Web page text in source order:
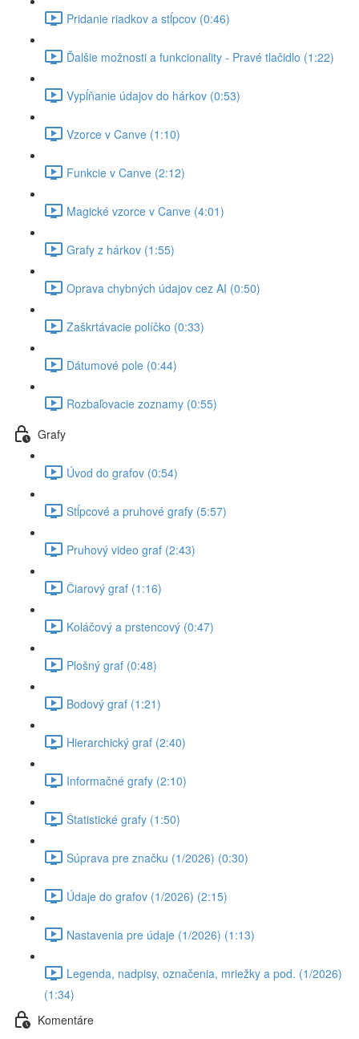
Pridanie riadkov a stĺpcov (0:46)
Ďalšie možnosti a funkcionality - Pravé tlačidlo (1:22)
Vypĺňanie údajov do hárkov (0:53)
Vzorce v Canve (1:10)
Funkcie v Canve (2:12)
Magické vzorce v Canve (4:01)
Grafy z hárkov (1:55)
Oprava chybných údajov cez AI (0:50)
Zaškrtávacie políčko (0:33)
Dátumové pole (0:44)
Rozbaľovacie zoznamy (0:55)
Grafy
Úvod do grafov (0:54)
Stĺpcové a pruhové grafy (5:57)
Pruhový video graf (2:43)
Čiarový graf (1:16)
Koláčový a prstencový (0:47)
Plošný graf (0:48)
Bodový graf (1:21)
Hierarchický graf (2:40)
Informačné grafy (2:10)
Štatistické grafy (1:50)
Súprava pre značku (1/2026) (0:30)
Údaje do grafov (1/2026) (2:15)
Nastavenia pre údaje (1/2026) (1:13)
Legenda, nadpisy, označenia, mriežky a pod. (1/2026)
(1:34)
Komentáre